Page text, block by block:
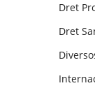
Dret
Dret